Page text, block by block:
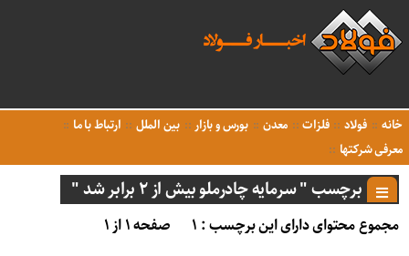
خانه فولاد فلزات معدن بورس و بازار بین الملل
ارتباط با ما
معرفی شرکتها
برچسب " سرمایه چادرملو بیش از ۲ برابر شد "
مجموع محتوای دارای این برچسب : ۱
صفحه ۱ از ۱